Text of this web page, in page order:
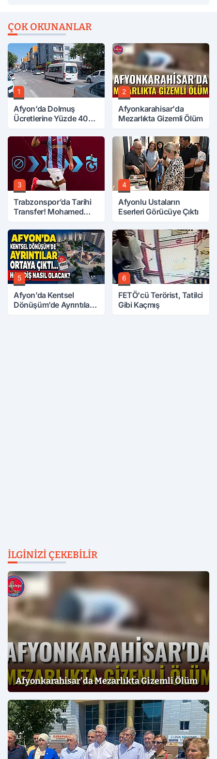
ÇOK OKUNANLAR
1
Afyon’da Dolmuş
Ücretlerine Yüzde 40
2
Afyonkarahisar'da
Mezarlıkta Gizemli Ölüm
3
Trabzonspor’da Tarihi
Transfer! Mohamed
4
Afyonlu Ustaların
Eserleri Görücüye Çıktı
5
Afyon’da Kentsel
Dönüşüm’de Ayrıntılar
6
FETÖ'cü Terörist, Tatilci
Gibi Kaçmış
İLGINIZI ÇEKEBILIR
Afyonkarahisar'da Mezarlıkta Gizemli Ölüm